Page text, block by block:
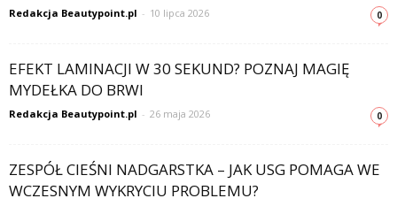
Redakcja Beautypoint.pl - 10 lipca 2026 0
EFEKT LAMINACJI W 30 SEKUND? POZNAJ MAGIĘ
MYDEŁKA DO BRWI
Redakcja Beautypoint.pl - 26 maja 2026 0
ZESPÓŁ CIEŚNI NADGARSTKA – JAK USG POMAGA WE
WCZESNYM WYKRYCIU PROBLEMU?